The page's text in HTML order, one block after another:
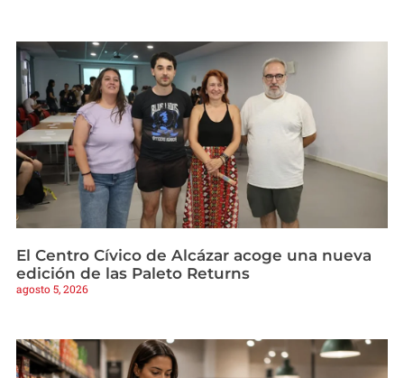
El Centro Cívico de Alcázar acoge una nueva
edición de las Paleto Returns
agosto 5, 2026